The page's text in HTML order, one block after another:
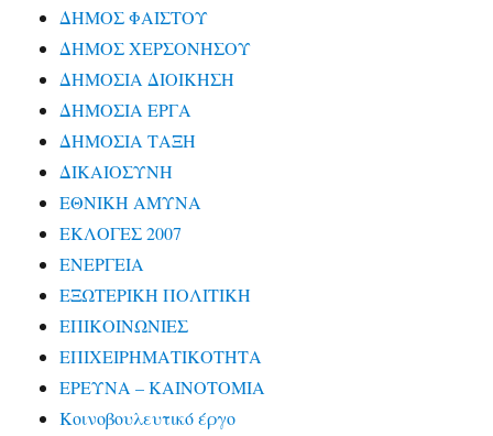
ΔΗΜΟΣ ΦΑΙΣΤΟΥ
ΔΗΜΟΣ ΧΕΡΣΟΝΗΣΟΥ
ΔΗΜΟΣΙΑ ΔΙΟΙΚΗΣΗ
ΔΗΜΟΣΙΑ ΕΡΓΑ
ΔΗΜΟΣΙΑ ΤΑΞΗ
ΔΙΚΑΙΟΣΥΝΗ
ΕΘΝΙΚΗ ΑΜΥΝΑ
ΕΚΛΟΓΕΣ 2007
ΕΝΕΡΓΕΙΑ
ΕΞΩΤΕΡΙΚΗ ΠΟΛΙΤΙΚΗ
ΕΠΙΚΟΙΝΩΝΙΕΣ
ΕΠΙΧΕΙΡΗΜΑΤΙΚΟΤΗΤΑ
ΕΡΕΥΝΑ – ΚΑΙΝΟΤΟΜΙΑ
Κοινοβουλευτικό έργο